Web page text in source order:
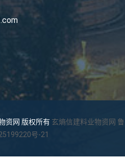
资网 版权所有 玄熵信建料业物资网 鲁
号-21